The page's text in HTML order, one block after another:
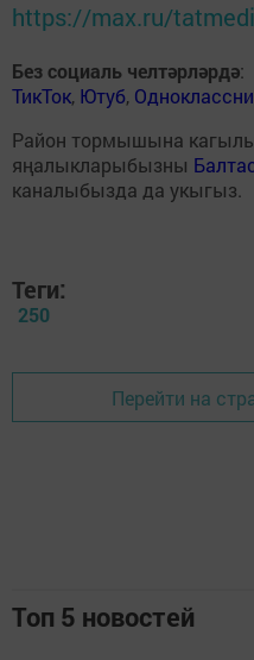
https://max.ru/
Без социаль челтәрләрдә:
ТикТок, Ютуб,
Район тормышына
яңалыкларыбызны
каналыбызда да укыгыз.
Теги:
250
Перейти на
Топ 5 новостей